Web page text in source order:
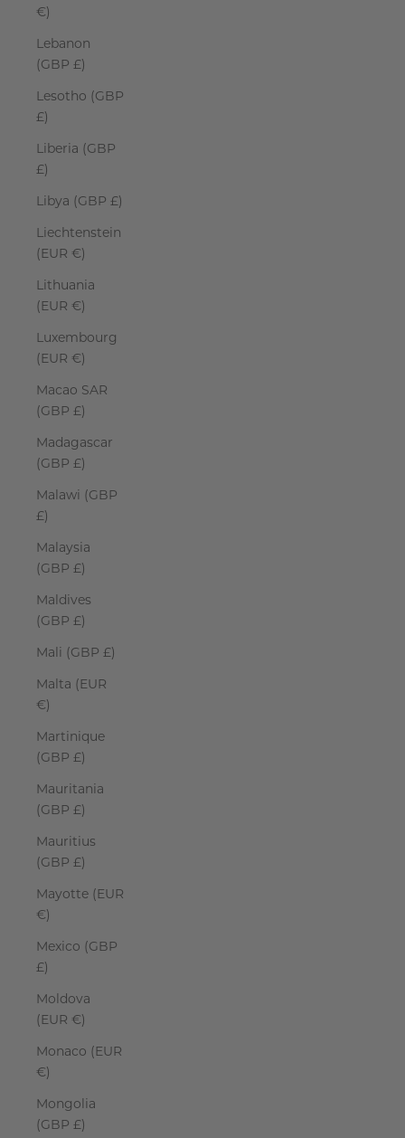
€)
Lebanon
(GBP £)
Lesotho (GBP
£)
Liberia (GBP
£)
Libya (GBP £)
Liechtenstein
(EUR €)
Lithuania
(EUR €)
Luxembourg
(EUR €)
Macao SAR
(GBP £)
Madagascar
(GBP £)
Malawi (GBP
£)
Malaysia
(GBP £)
Maldives
(GBP £)
Mali (GBP £)
Malta (EUR
€)
Martinique
(GBP £)
Mauritania
(GBP £)
Mauritius
(GBP £)
Mayotte (EUR
€)
Mexico (GBP
£)
Moldova
(EUR €)
Monaco (EUR
€)
Mongolia
(GBP £)